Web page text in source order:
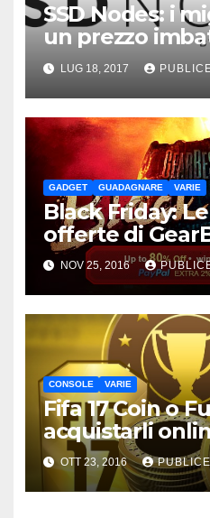
SSD Nodes: i
un prezzo
LUG 18, 2017
GADGET GUADAGNARE VARIE
Black Friday:
offerte di
NOV 25, 2016
CONSOLE VARIE
Fifa 17 Coin o
acquistarli
OTT 23, 2016